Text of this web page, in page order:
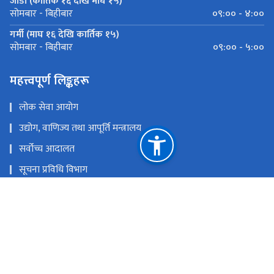
सोमबार - बिहीबार
०९:०० - ४:००
गर्मी (माघ १६ देखि कार्तिक १५)
सोमबार - बिहीबार ०९:०० - ५:००
महत्त्वपूर्ण लिङ्कहरू
लोक सेवा आयोग
उद्योग, वाणिज्य तथा आपूर्ति मन्त्रालय
सर्वोच्च आदालत
सूचना प्रविधि विभाग